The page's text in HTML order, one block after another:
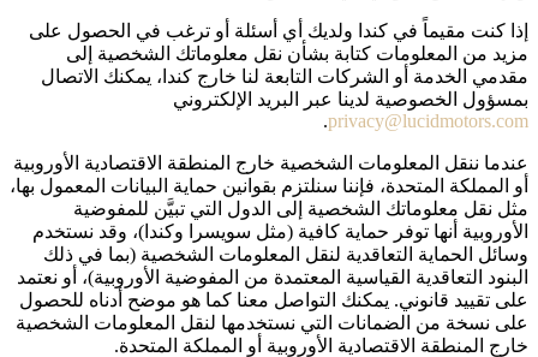
إذا كنت مقيماً في كندا ولديك أي أسئلة أو ترغب في الحصول على
مزيد من المعلومات كتابة بشأن نقل معلوماتك الشخصية إلى
مقدمي الخدمة أو الشركات التابعة لنا خارج كندا، يمكنك الاتصال
بمسؤول الخصوصية لدينا عبر البريد الإلكتروني
privacy@lucidmotors.com
.
عندما ننقل المعلومات الشخصية خارج المنطقة الاقتصادية الأوروبية
أو المملكة المتحدة، فإننا سنلتزم بقوانين حماية البيانات المعمول بها،
مثل نقل معلوماتك الشخصية إلى الدول التي تبيَّن للمفوضية
الأوروبية أنها توفر حماية كافية (مثل سويسرا وكندا)، وقد نستخدم
وسائل الحماية التعاقدية لنقل المعلومات الشخصية (بما في ذلك
البنود التعاقدية القياسية المعتمدة من المفوضية الأوروبية)، أو نعتمد
على تقييد قانوني. يمكنك التواصل معنا كما هو موضح أدناه للحصول
على نسخة من الضمانات التي نستخدمها لنقل المعلومات الشخصية
خارج المنطقة الاقتصادية الأوروبية أو المملكة المتحدة.